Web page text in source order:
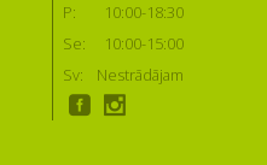
P:
10:00-18:30
Se:
10:00-15:00
Sv:
Nestrādājam